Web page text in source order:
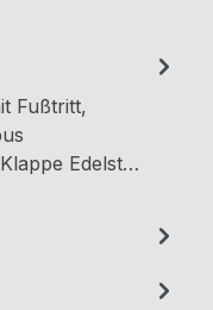
Fußtritt,
Edelst…